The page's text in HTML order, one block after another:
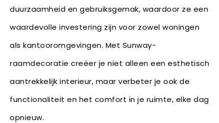
duurzaamheid en gebruiksgemak, waardoor ze een
waardevolle investering zijn voor zowel woningen
als kantooromgevingen. Met Sunway-
raamdecoratie creëer je niet alleen een esthetisch
aantrekkelijk interieur, maar verbeter je ook de
functionaliteit en het comfort in je ruimte, elke dag
opnieuw.